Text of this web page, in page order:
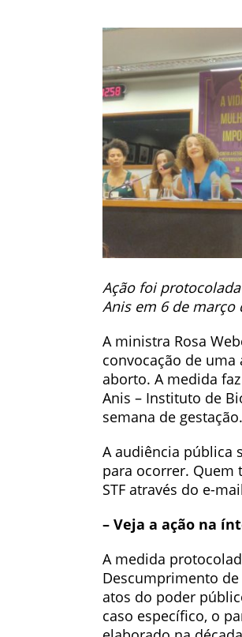
Ação foi
Anis em 6 de março
A ministra Rosa
convocação de
aborto. A medida
Anis – Instituto de
semana de
A audiência pública
para ocorrer. Quem
STF através do e-mail
– Veja a ação na
A medida
Descumprimento
atos do poder
caso específico, o